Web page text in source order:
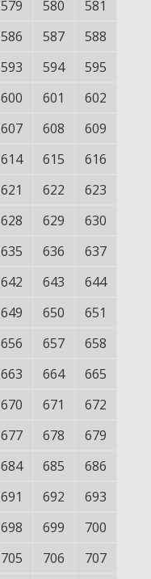
579 580
581
586 587
588
593 594
595
600 601
602
607 608
609
614 615
616
621 622
623
628 629
630
635 636
637
642 643
644
649 650
651
656 657
658
663 664
665
670 671
672
677 678
679
684 685
686
691 692
693
698 699
700
705 706
707